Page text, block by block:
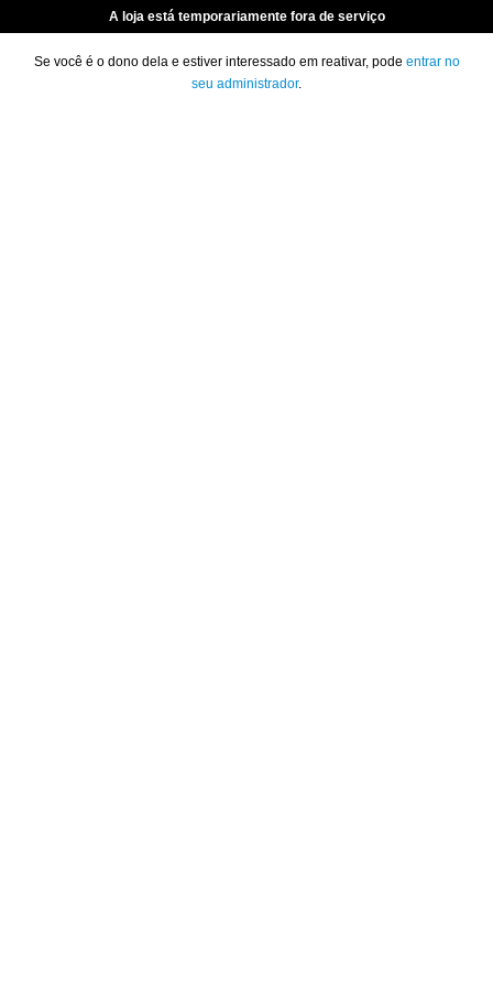
A loja está temporariamente fora de serviço
Se você é o dono dela e estiver interessado em reativar, pode entrar no
seu administrador.